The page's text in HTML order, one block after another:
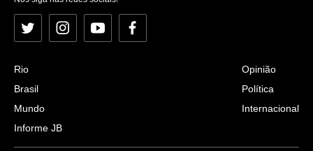
Twitter InstagramYouTubeFacebook
Rio
Brasil
Mundo
Informe JB
Opinião
Política
Internacional